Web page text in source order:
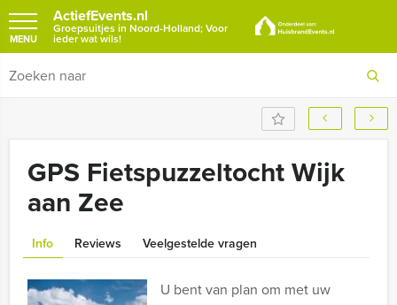
ActiefEvents.nl
Groepsuitjes in Noord-Holland; Voor
ieder wat wils!
MENU
GPS Fietspuzzeltocht Wijk
aan Zee
Info Reviews Veelgestelde vragen
U bent van plan om met uw